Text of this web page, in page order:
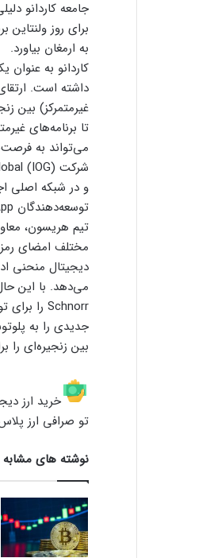
برای روز
به ارمغان بیاورد.
کاردانو به
تا برنامه‌های
می‌تواند به
توسعه‌دهندگان DApp و ابزارها کار می‌کنند تا از انتقال روان به ارتقای جدید اطمینان حاصل کنند.
مختلف امضای
بین زنجیره‌ای را
خرید ارز دیجیتال با
تو صرافی ارز پلاس میتونی فقط با ۱۰ هزار تومان و
نوشته های مشابه